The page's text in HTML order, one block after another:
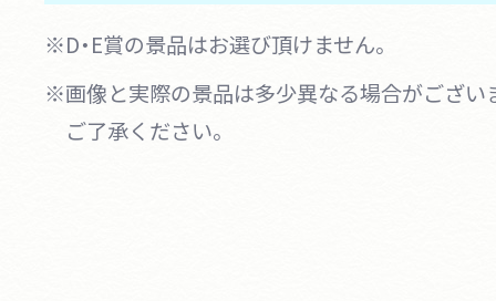
※D・E賞の景品はお選び頂けません。
※画像と実際の景品は多少異なる場合がござい
ご了承ください。